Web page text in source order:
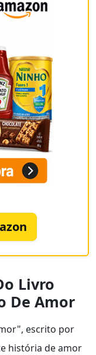
Livro
De Amor
escrito por
história de amor